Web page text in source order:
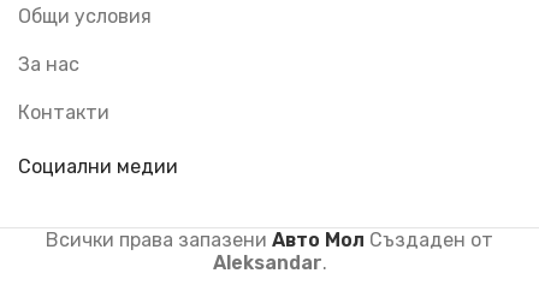
Общи условия
За нас
Контакти
Социални медии
Всички права запазени Авто Мол Създаден от
Aleksandar.